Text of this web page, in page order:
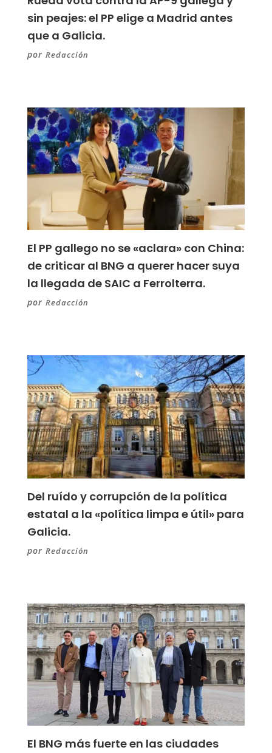
sin peajes: el PP elige a Madrid antes
que a Galicia.
por Redacción
El PP gallego no se «aclara» con China:
de criticar al BNG a querer hacer suya
la llegada de SAIC a Ferrolterra.
por Redacción
Del ruído y corrupción de la política
estatal a la «política limpa e útil» para
Galicia.
por Redacción
El BNG más fuerte en las ciudades